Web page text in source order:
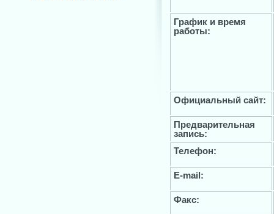
График и время
работы:
Официальный сайт:
Предварительная
запись:
Телефон:
E-mail:
Факс: